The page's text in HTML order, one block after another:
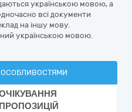
українською мовою, а
всі документи
на іншу мову.
українською мовою.
ОСОБЛИВОСТЯМИ
ПРОПОЗИЦІЙ